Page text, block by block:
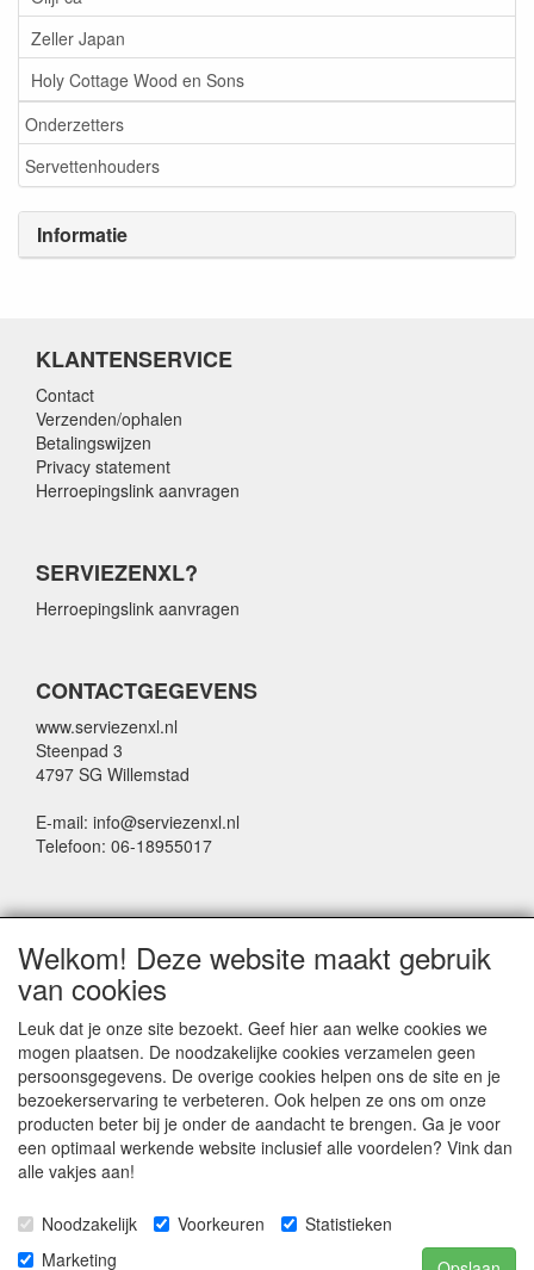
Zeller Japan
Holy Cottage Wood en Sons
Onderzetters
Servettenhouders
Informatie
KLANTENSERVICE
Contact
Verzenden/ophalen
Betalingswijzen
Privacy statement
Herroepingslink aanvragen
SERVIEZENXL?
Herroepingslink aanvragen
CONTACTGEGEVENS
www.serviezenxl.nl
Steenpad 3
4797 SG Willemstad
E-mail: info@serviezenxl.nl
Telefoon: 06-18955017
Voornaam
Achternaam
E-mail
Welkom! Deze website maakt gebruik
van cookies
Leuk dat je onze site bezoekt. Geef hier aan welke cookies we
mogen plaatsen. De noodzakelijke cookies verzamelen geen
persoonsgegevens. De overige cookies helpen ons de site en je
bezoekerservaring te verbeteren. Ook helpen ze ons om onze
producten beter bij je onder de aandacht te brengen. Ga je voor
een optimaal werkende website inclusief alle voordelen? Vink dan
alle vakjes aan!
Noodzakelijk Voorkeuren
Statistieken
Marketing